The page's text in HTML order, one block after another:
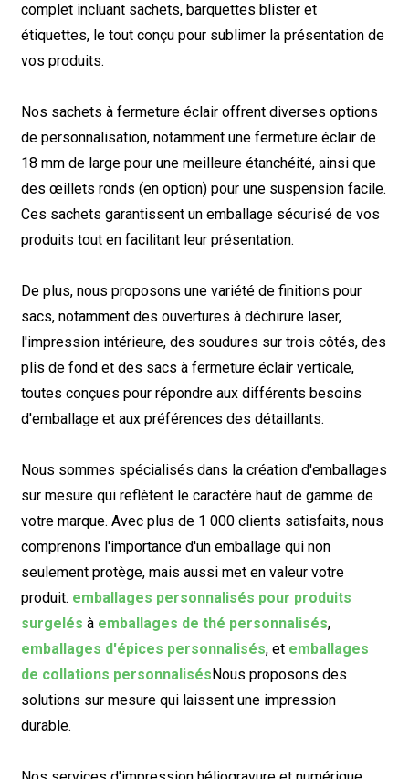
complet incluant sachets, barquettes blister et
étiquettes, le tout conçu pour sublimer la présentation de
vos produits.
Nos sachets à fermeture éclair offrent diverses options
de personnalisation, notamment une fermeture éclair de
18 mm de large pour une meilleure étanchéité, ainsi que
des œillets ronds (en option) pour une suspension facile.
Ces sachets garantissent un emballage sécurisé de vos
produits tout en facilitant leur présentation.
De plus, nous proposons une variété de finitions pour
sacs, notamment des ouvertures à déchirure laser,
l'impression intérieure, des soudures sur trois côtés, des
plis de fond et des sacs à fermeture éclair verticale,
toutes conçues pour répondre aux différents besoins
d'emballage et aux préférences des détaillants.
Nous sommes spécialisés dans la création d'emballages
sur mesure qui reflètent le caractère haut de gamme de
votre marque. Avec plus de 1 000 clients satisfaits, nous
comprenons l'importance d'un emballage qui non
seulement protège, mais aussi met en valeur votre
produit. emballages personnalisés pour produits
surgelés à emballages de thé personnalisés,
emballages d'épices personnalisés, et emballages
de collations personnalisésNous proposons des
solutions sur mesure qui laissent une impression
durable.